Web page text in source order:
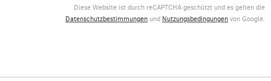
Diese Website ist durch reCAPTCHA geschützt und es gelten die
Datenschutzbestimmungen und Nutzungsbedingungenvon Google.